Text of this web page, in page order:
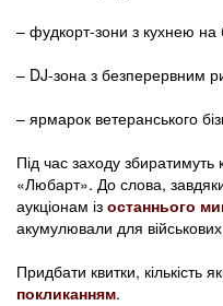
– фудкорт-зони з кухнею на
– DJ-зона з безперервним
– ярмарок ветеранського
Під час заходу
«Любарт». До слова,
аукціонам із останнього
акумулювали для
Придбати квитки,
покликанням.